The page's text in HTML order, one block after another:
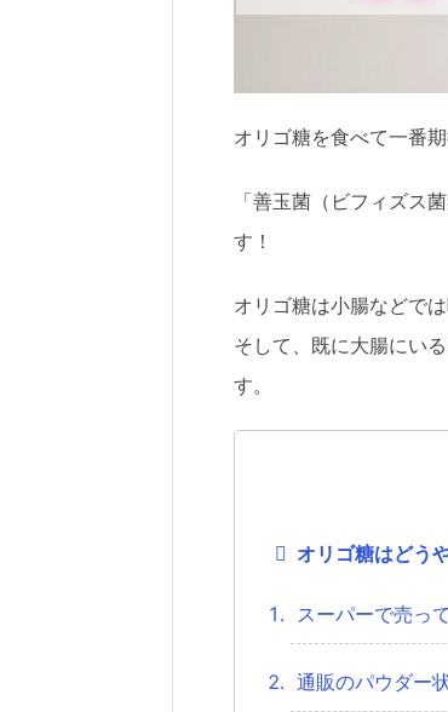
オリゴ糖を食べて一番
「善玉菌（ビフィズス
す！
オリゴ糖は小腸などで
そして、既に大腸にい
す。
オリゴ糖はどう
スーパーで売っ
通販のパウダー